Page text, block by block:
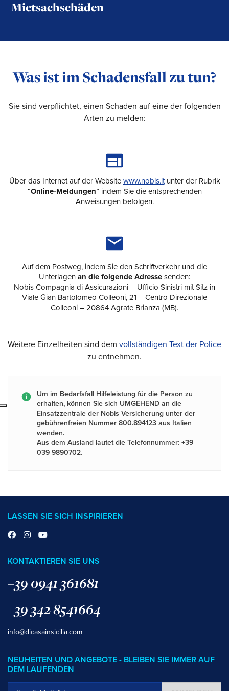
Mietsachschäden
Was ist im Schadensfall zu tun?
Sie sind verpflichtet, einen Schaden auf eine der folgenden
Arten zu melden:
Über das Internet auf der Website www.nobis.itunter der Rubrik
“Online-Meldungen” indem Sie die entsprechenden
Anweisungen befolgen.
Auf dem Postweg, indem Sie den Schriftverkehr und die
Unterlagen an die folgende Adresse senden:
Nobis Compagnia di Assicurazioni – Ufficio Sinistri mit Sitz in
Viale Gian Bartolomeo Colleoni, 21 – Centro Direzionale
Colleoni – 20864 Agrate Brianza (MB).
Weitere Einzelheiten sind dem vollständigen Text der Police
zu entnehmen.
Um im Bedarfsfall Hilfeleistung für die Person zu
erhalten, können Sie sich UMGEHEND an die
Einsatzzentrale der Nobis Versicherung unter der
gebührenfreien Nummer 800.894123 aus Italien
wenden.
Aus dem Ausland lautet die Telefonnummer: +39
039 9890702.
LASSEN SIE SICH INSPIRIEREN
KONTAKTIEREN SIE UNS
+39 0941 361681
+39 342 8541664
info@dicasainsicilia.com
NEUHEITEN UND ANGEBOTE - BLEIBEN SIE IMMER AUF
DEM LAUFENDEN